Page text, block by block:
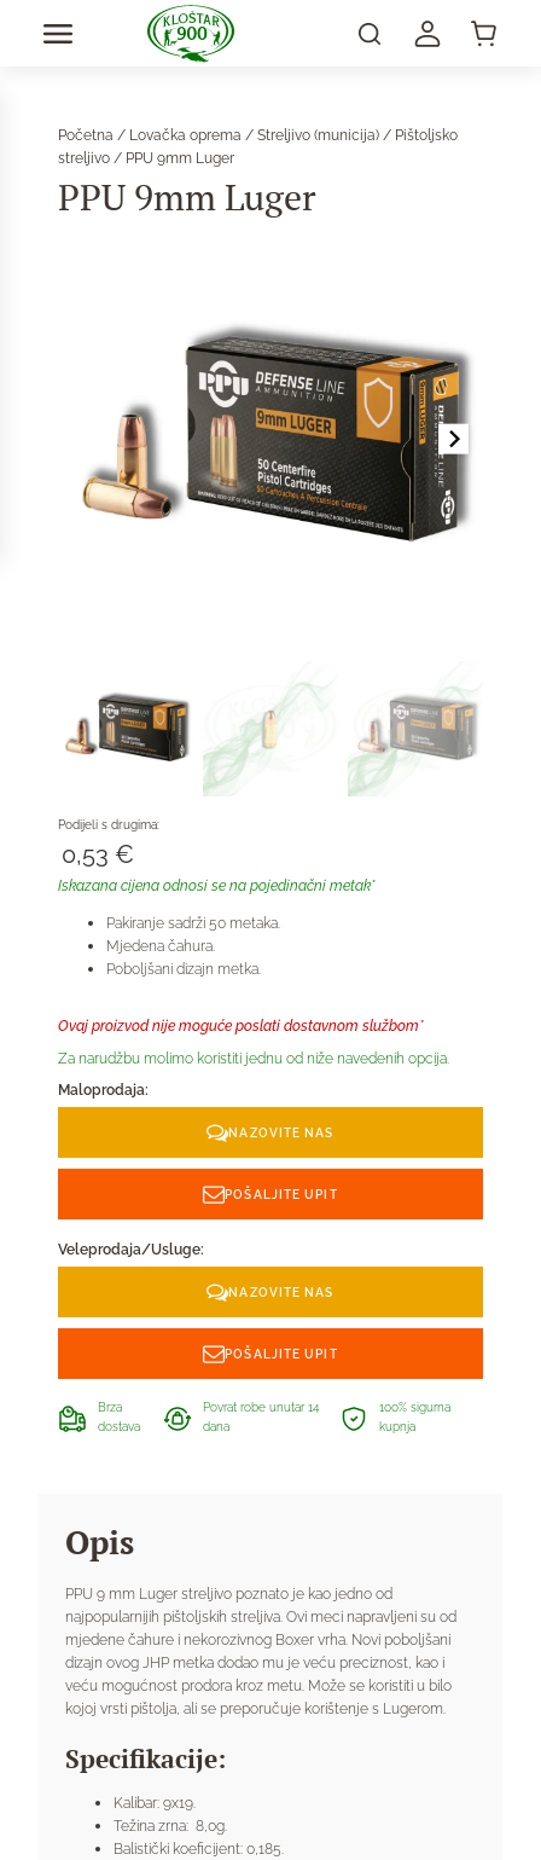
Početna / Lovačka oprema / Streljivo (municija) / Pištoljsko
streljivo / PPU 9mm Luger
PPU 9mm Luger
Podijeli s drugima:
0,53 €
Iskazana cijena odnosi se na pojedinačni metak*
Pakiranje sadrži 50 metaka.
Mjedena čahura.
Poboljšani dizajn metka.
Ovaj proizvod nije moguće poslati dostavnom službom*
Za narudžbu molimo koristiti jednu od niže navedenih opcija.
Maloprodaja:
NAZOVITE NAS
POŠALJITE UPIT
Veleprodaja/Usluge:
NAZOVITE NAS
POŠALJITE UPIT
Brza
dostava
Povrat robe unutar 14
dana
100% sigurna
kupnja
Opis
PPU 9 mm Luger streljivo poznato je kao jedno od
najpopularnijih pištoljskih streljiva. Ovi meci napravljeni su od
mjedene čahure i nekorozivnog Boxer vrha. Novi poboljšani
dizajn ovog JHP metka dodao mu je veću preciznost, kao i
veću mogućnost prodora kroz metu. Može se koristiti u bilo
kojoj vrsti pištolja, ali se preporučuje korištenje s Lugerom.
Specifikacije:
Kalibar: 9x19.
Težina zrna: 8,0g.
Balistički koeficijent: 0,185.